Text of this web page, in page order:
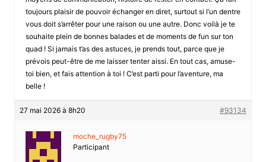
toujours plaisir de pouvoir échanger en diret, surtout si l’un dentre
vous doit s’arrêter pour une raison ou une autre. Donc voilà je te
souhaite plein de bonnes balades et de moments de fun sur ton
quad ! Si jamais t’as des astuces, je prends tout, parce que je
prévois peut-être de me laisser tenter aissi. En tout cas, amuse-
toi bien, et fais attention à toi ! C’est parti pour l’aventure, ma
belle !
27 mai 2026 à 8h20 #93134
moche_rugby75
Participant